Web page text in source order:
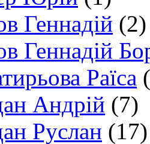
Геннадій (2)
Геннадій
Раїса
Андрій (7)
Руслан (17)